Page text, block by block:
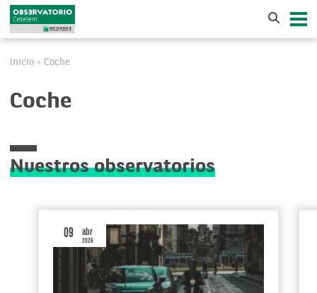
Inicio > Coche
Coche
Nuestros observatorios
09 abr
2026